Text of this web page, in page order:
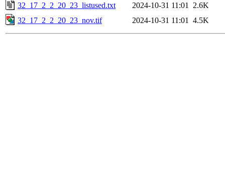
32_17_2_2_20_23_listused.txt
2024-10-31 11:01
2.6K
32_17_2_2_20_23_nov.tif
2024-10-31 11:01 4.5K